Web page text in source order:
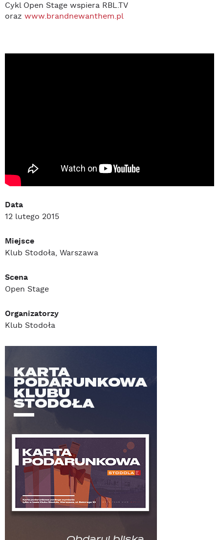
Cykl Open Stage wspiera RBL.TV
oraz www.brandnewanthem.pl
Data
12 lutego 2015
Miejsce
Klub Stodoła, Warszawa
Scena
Open Stage
Organizatorzy
Klub Stodoła